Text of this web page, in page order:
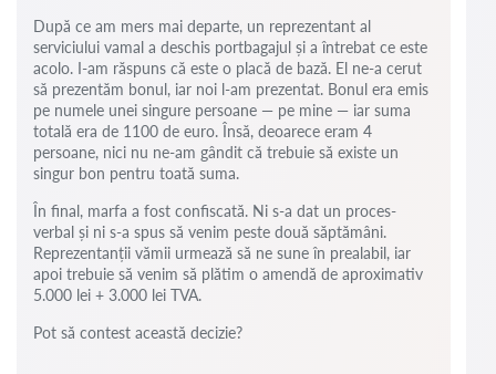
După ce am mers mai departe, un reprezentant al
serviciului vamal a deschis portbagajul și a întrebat ce este
acolo. I-am răspuns că este o placă de bază. El ne-a cerut
să prezentăm bonul, iar noi l-am prezentat. Bonul era emis
pe numele unei singure persoane — pe mine — iar suma
totală era de 1100 de euro. Însă, deoarece eram 4
persoane, nici nu ne-am gândit că trebuie să existe un
singur bon pentru toată suma.
În final, marfa a fost confiscată. Ni s-a dat un proces-
verbal și ni s-a spus să venim peste două săptămâni.
Reprezentanții vămii urmează să ne sune în prealabil, iar
apoi trebuie să venim să plătim o amendă de aproximativ
5.000 lei + 3.000 lei TVA.
Pot să contest această decizie?